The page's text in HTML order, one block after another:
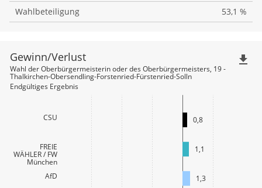
Wahlbeteiligung 53,1 %
CSU
FREIE
WÄHLER / FW
München
AfD
0,8
1,1
1,3
Gewinn/Verlust
Wahl der Oberbürgermeisterin oder des Oberbürgermeisters, 19 -
Thalkirchen-Obersendling-Forstenried-Fürstenried-Solln
Endgültiges Ergebnis
file_download